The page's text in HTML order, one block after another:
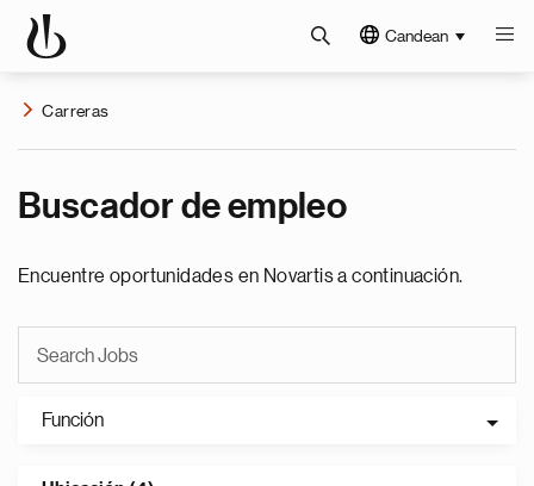
Candean
Carreras
Buscador de empleo
Encuentre oportunidades en Novartis a continuación.
Función